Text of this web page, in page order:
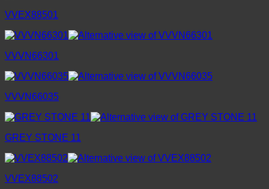
VVEX88501
VVVN66301
VVVN66035
GREY STONE 11
VVEX88502